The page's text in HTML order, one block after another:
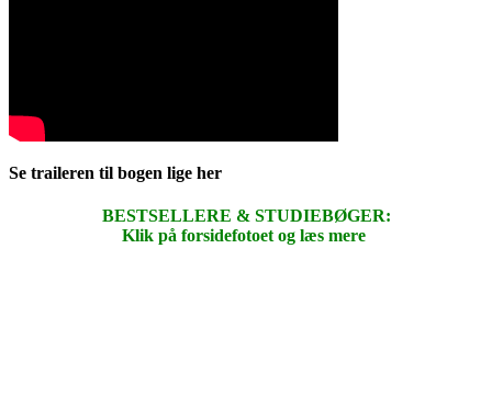
Se traileren til bogen lige her
BESTSELLERE & STUDIEBØGER:
Klik på forsidefotoet og læs mere